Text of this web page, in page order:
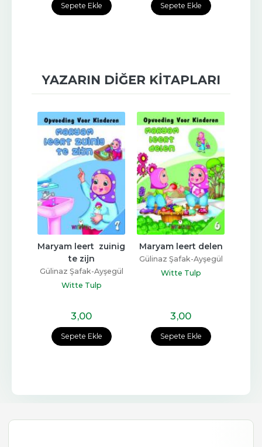
Sepete Ekle Sepete Ekle
YAZARIN DIĞER KITAPLARI
Sepete Ekle
Maryam leert  zuinig
te zijn
Gülinaz Şafak-Ayşegül
Coşkun
Witte Tulp
3,00
Sepete Ekle
Maryam leert delen
Gülinaz Şafak-Ayşegül
Coşkun
Witte Tulp
3,00